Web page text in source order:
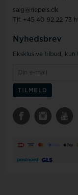
salg@riepels.dk
Tlf. +45 40 92 22 73
Nyhedsbrev
Eksklusive tilbud, kun